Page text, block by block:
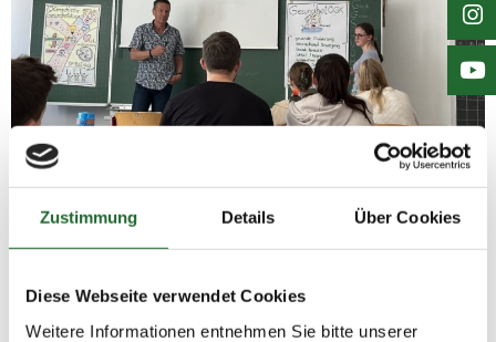
Zustimmung Details Über Cookies
Diese Webseite verwendet Cookies
Weitere Informationen entnehmen Sie bitte unserer